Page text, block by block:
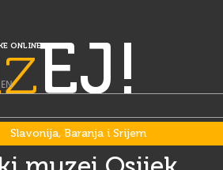
ONLINEEJ!
EN
Slavonija, Baranja i Srijem